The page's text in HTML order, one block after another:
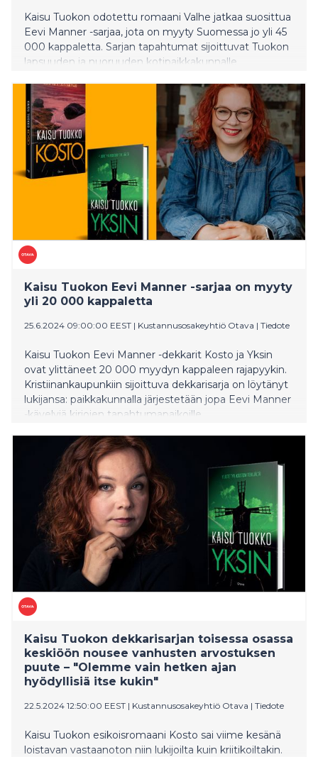
Kaisu Tuokon odotettu romaani Valhe jatkaa suosittua
Eevi Manner -sarjaa, jota on myyty Suomessa jo yli 45
000 kappaletta. Sarjan tapahtumat sijoittuvat Tuokon
lapsuuden ja nuoruuden kotipaikkakunnalle
sarjan keskeisistä henkilöhahmoista.
Kaisu Tuokon Eevi Manner -sarjaa on myyty
yli 20 000 kappaletta
25.6.2024 09:00:00 EEST | Kustannusosakeyhtiö Otava | Tiedote
Kaisu Tuokon Eevi Manner -dekkarit Kosto ja Yksin
ovat ylittäneet 20 000 myydyn kappaleen rajapyykin.
Kristiinankaupunkiin sijoittuva dekkarisarja on löytänyt
lukijansa: paikkakunnalla järjestetään jopa Eevi Manner
-kävelyjä kirjojen tapahtumapaikoille.
Kaisu Tuokon dekkarisarjan toisessa osassa
keskiöön nousee vanhusten arvostuksen
puute – "Olemme vain hetken ajan
hyödyllisiä itse kukin"
22.5.2024 12:50:00 EEST | Kustannusosakeyhtiö Otava | Tiedote
Kaisu Tuokon esikoisromaani Kosto sai viime kesänä
loistavan vastaanoton niin lukijoilta kuin kriitikoiltakin.